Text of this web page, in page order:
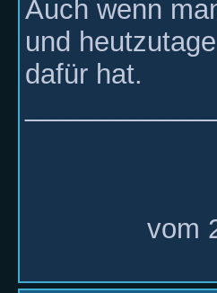
Auch wenn
und
dafür hat.
vom